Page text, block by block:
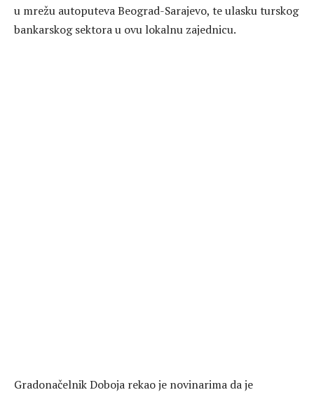
u mrežu autoputeva Beograd-Sarajevo, te ulasku turskog
bankarskog sektora u ovu lokalnu zajednicu.
Gradonačelnik Doboja rekao je novinarima da je